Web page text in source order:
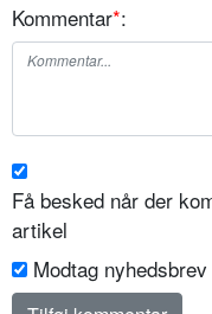
Kommentar*:
Få besked når der
artikel
Modtag